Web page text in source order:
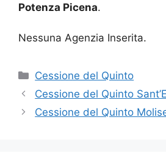
Potenza Picena.
Nessuna Agenzia Inserita.
Categorie
Cessione del Quinto
Cessione del Quinto
Cessione del Quinto